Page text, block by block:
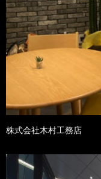
株式会社木村工務店